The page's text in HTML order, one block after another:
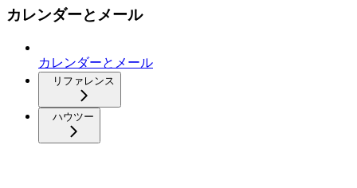
カレンダーとメール
カレンダーとメール
リファレンス
ハウツー